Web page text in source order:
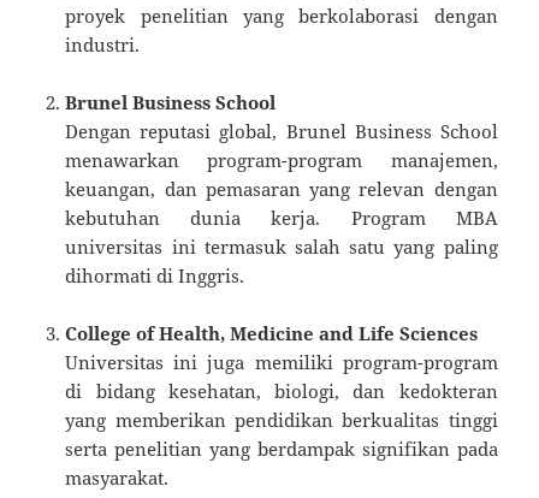
proyek penelitian yang berkolaborasi dengan
industri.
Brunel Business School
Dengan reputasi global, Brunel Business School
menawarkan program-program manajemen,
keuangan, dan pemasaran yang relevan dengan
kebutuhan dunia kerja. Program MBA
universitas ini termasuk salah satu yang paling
dihormati di Inggris.
College of Health, Medicine and Life Sciences
Universitas ini juga memiliki program-program
di bidang kesehatan, biologi, dan kedokteran
yang memberikan pendidikan berkualitas tinggi
serta penelitian yang berdampak signifikan pada
masyarakat.